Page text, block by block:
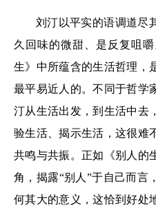
刘汀以平实的语调道尽
久回味的微甜、是反复咀
生》中所蕴含的生活哲理，
最平易近人的。不同于哲学
汀从生活出发，到生活中去
验生活、揭示生活，这很难
共鸣与共振。正如《别人的
角，揭露“别人”于自己而言
何其大的意义，这恰到好处